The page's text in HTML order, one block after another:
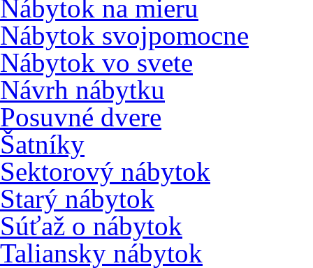
Nábytok na mieru
Nábytok svojpomocne
Nábytok vo svete
Návrh nábytku
Posuvné dvere
Šatníky
Sektorový nábytok
Starý nábytok
Súťaž o nábytok
Taliansky nábytok